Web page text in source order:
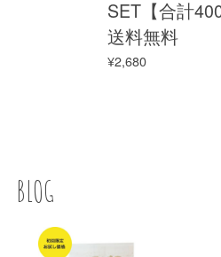
SET【合計
送料無料
¥2,680
BLOG